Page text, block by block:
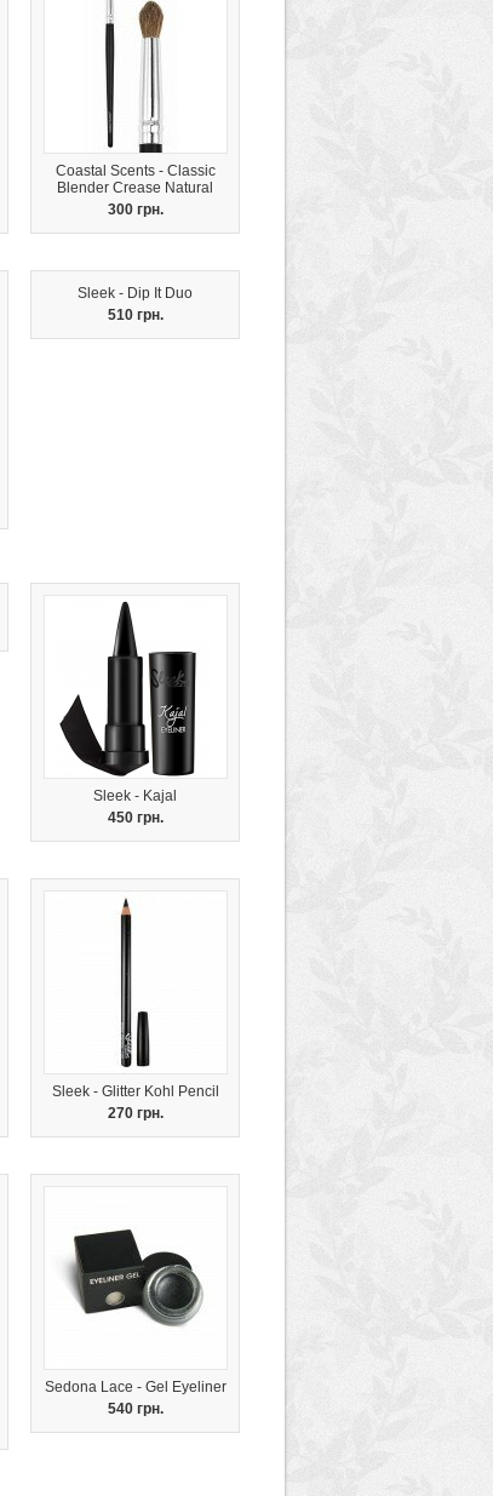
Coastal Scents - Classic
Blender Crease Natural
300 грн.
Sleek - Dip It Duo
510 грн.
Sleek - Kajal
450 грн.
Sleek - Glitter Kohl Pencil
270 грн.
Sedona Lace - Gel Eyeliner
540 грн.